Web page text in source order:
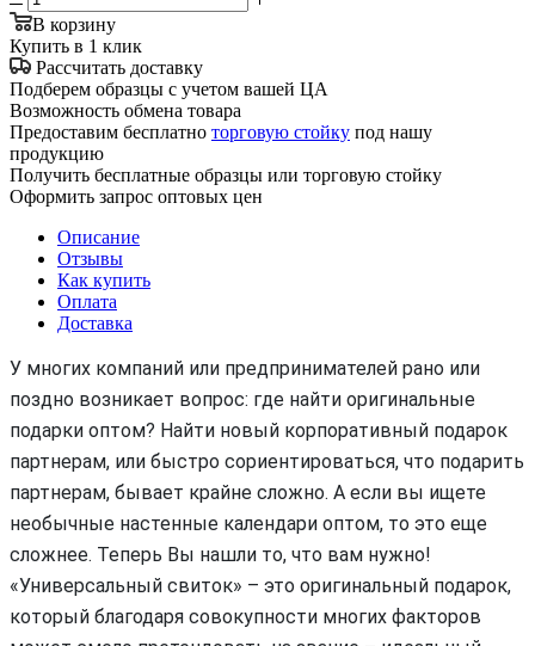
В корзину
Купить в 1 клик
Рассчитать доставку
Подберем образцы с учетом вашей ЦА
Возможность обмена товара
Предоставим бесплатно торговую стойку под нашу
продукцию
Получить бесплатные образцы или торговую стойку
Оформить запрос оптовых цен
Описание
Отзывы
Как купить
Оплата
Доставка
У многих компаний или предпринимателей рано или
поздно возникает вопрос: где найти оригинальные
подарки оптом? Найти новый корпоративный подарок
партнерам, или быстро сориентироваться, что подарить
партнерам, бывает крайне сложно. А если вы ищете
необычные настенные календари оптом, то это еще
сложнее. Теперь Вы нашли то, что вам нужно!
«Универсальный свиток» – это оригинальный подарок,
который благодаря совокупности многих факторов